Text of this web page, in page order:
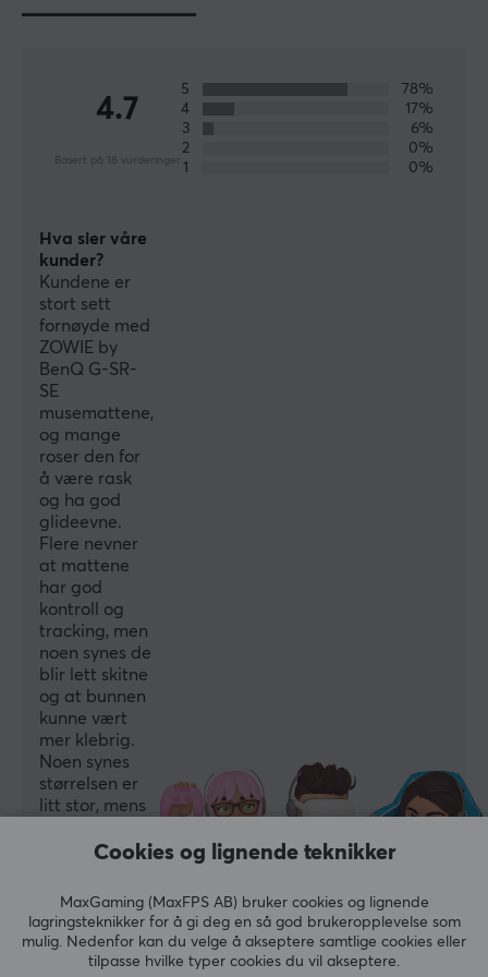
SPESIFIKASJONER
DIMENSJON & VEKT
Bredde
470 mm
Dybde
390 mm
EGENSKAPER
Materiale
Stoff
Farge
Rød
4.7
Basert på 18 vurderinger
5
78%
4
17%
3
6%
2
0%
1
0%
Hva sier våre
kunder?
Kundene er
stort sett
fornøyde med
ZOWIE by
BenQ G-SR-
SE
musemattene,
og mange
roser den for
å være rask
og ha god
glideevne.
Flere nevner
at mattene
har god
kontroll og
tracking, men
noen synes de
blir lett skitne
og at bunnen
kunne vært
mer klebrig.
Noen synes
størrelsen er
litt stor, mens
fargene og
Oppsummert med AI av GAMIFIERA.®
SKRIV ANMELDELSE
Cookies og lignende teknikker
MaxGaming (MaxFPS AB) bruker cookies og lignende
lagringsteknikker for å gi deg en så god brukeropplevelse som
mulig. Nedenfor kan du velge å akseptere samtlige cookies eller
tilpasse hvilke typer cookies du vil akseptere.